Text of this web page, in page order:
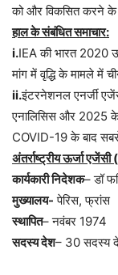
को और विकसित करने के
हाल के संबंधित समाचार:
i.IEA की भारत 2020
मांग में वृद्धि के मामले में
ii.इंटरनेशनल एनर्जी
एनालिसिस और 2025 के
COVID-19 के बाद
अंतर्राष्ट्रीय ऊर्जा
कार्यकारी निदेशक– डॉ
मुख्यालय- पेरिस, फ्रांस
स्थापित– नवंबर 1974
सदस्य देश– 30 सदस्य